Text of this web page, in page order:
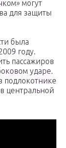
могут
для защиты
была
году.
пассажиров
ударе.
подлокотнике
центральной